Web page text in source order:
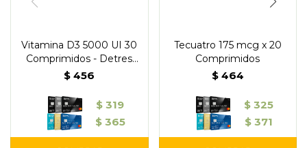
Vitamina D3 5000 UI 30
Comprimidos - Detres
Gador
$ 456
$ 319
$ 365
Tecuatro 175 mcg x 20
Comprimidos
$ 464
$ 325
$ 371